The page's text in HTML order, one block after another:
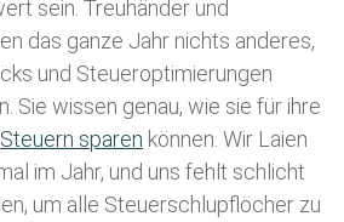
sein. Treuhänder und
das ganze Jahr nichts anderes,
und Steueroptimierungen
Sie wissen genau, wie sie für ihre
Steuern sparen können. Wir Laien
im Jahr, und uns fehlt schlicht
um alle Steuerschlupflöcher zu